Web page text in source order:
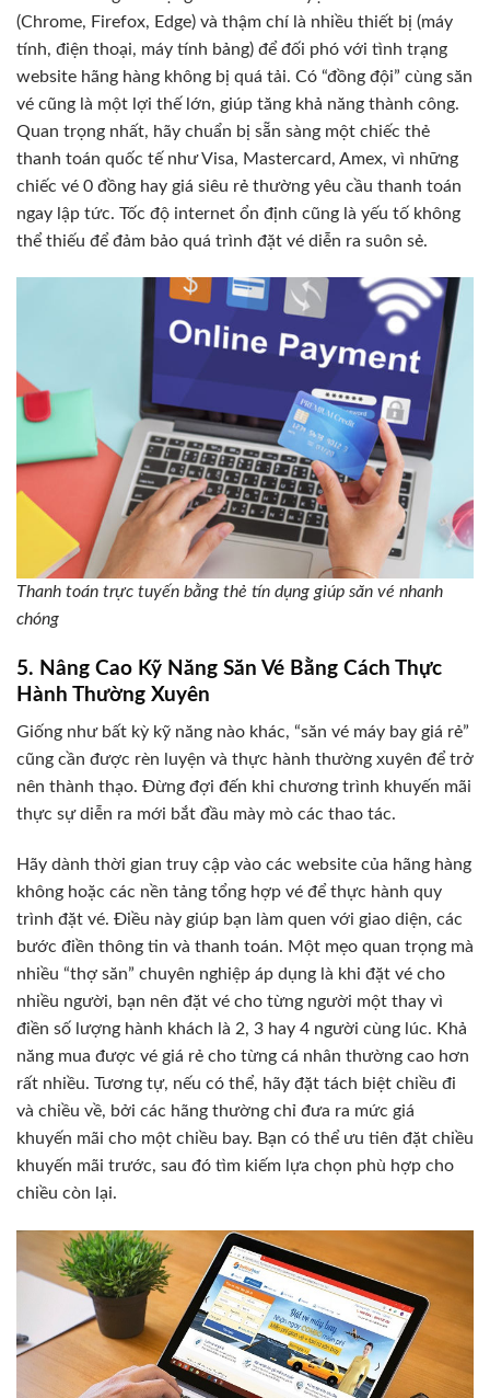
(Chrome, Firefox, Edge) và thậm chí là nhiều thiết bị (máy
tính, điện thoại, máy tính bảng) để đối phó với tình trạng
website hãng hàng không bị quá tải. Có “đồng đội” cùng săn
vé cũng là một lợi thế lớn, giúp tăng khả năng thành công.
Quan trọng nhất, hãy chuẩn bị sẵn sàng một chiếc thẻ
thanh toán quốc tế như Visa, Mastercard, Amex, vì những
chiếc vé 0 đồng hay giá siêu rẻ thường yêu cầu thanh toán
ngay lập tức. Tốc độ internet ổn định cũng là yếu tố không
thể thiếu để đảm bảo quá trình đặt vé diễn ra suôn sẻ.
Thanh toán trực tuyến bằng thẻ tín dụng giúp săn vé nhanh
chóng
5. Nâng Cao Kỹ Năng Săn Vé Bằng Cách Thực
Hành Thường Xuyên
Giống như bất kỳ kỹ năng nào khác, “săn vé máy bay giá rẻ”
cũng cần được rèn luyện và thực hành thường xuyên để trở
nên thành thạo. Đừng đợi đến khi chương trình khuyến mãi
thực sự diễn ra mới bắt đầu mày mò các thao tác.
Hãy dành thời gian truy cập vào các website của hãng hàng
không hoặc các nền tảng tổng hợp vé để thực hành quy
trình đặt vé. Điều này giúp bạn làm quen với giao diện, các
bước điền thông tin và thanh toán. Một mẹo quan trọng mà
nhiều “thợ săn” chuyên nghiệp áp dụng là khi đặt vé cho
nhiều người, bạn nên đặt vé cho từng người một thay vì
điền số lượng hành khách là 2, 3 hay 4 người cùng lúc. Khả
năng mua được vé giá rẻ cho từng cá nhân thường cao hơn
rất nhiều. Tương tự, nếu có thể, hãy đặt tách biệt chiều đi
và chiều về, bởi các hãng thường chỉ đưa ra mức giá
khuyến mãi cho một chiều bay. Bạn có thể ưu tiên đặt chiều
khuyến mãi trước, sau đó tìm kiếm lựa chọn phù hợp cho
chiều còn lại.